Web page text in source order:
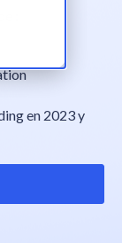
:
en 2023 y